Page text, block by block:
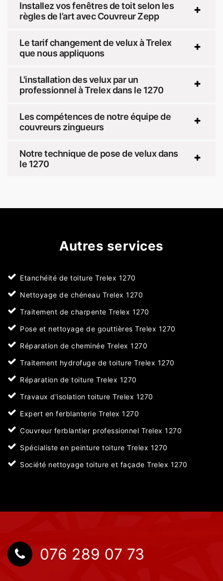
Installez vos fenêtres de toit selon les
règles de l’art avec Couvreur Zepp
Le tarif changement de velux à Trelex
que nous appliquons
L'installation des velux par un
professionnel à Trelex dans le 1270
Les compétences de notre équipe de
couvreurs zingueurs
Notre technique de pose de velux dans
le 1270
Autres services
Etanchéité de toiture Trelex 1270
Nettoyage de chéneau Trelex 1270
Traitement de charpente Trelex 1270
Pose et nettoyage de gouttières Trelex 1270
Réparation de cheminée Trelex 1270
Traitement hydrofuge de toiture Trelex 1270
Réparation de toiture Trelex 1270
Travaux d'isolation toiture Trelex 1270
Expert en ferblanterie Trelex 1270
Couvreur ferblantier professionnel Trelex 1270
Spécialiste en peinture toiture Trelex 1270
Société nettoyage toiture et façade Trelex 1270
076 289 07 73